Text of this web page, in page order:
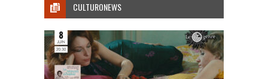
CULTURONEWS